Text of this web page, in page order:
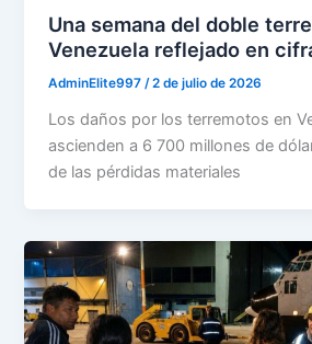
Una semana del doble
Venezuela reflejado en
AdminElite997/2 de julio de 2026
Los daños por los terremotos en
ascienden a 6 700 millones de
de las pérdidas materiales